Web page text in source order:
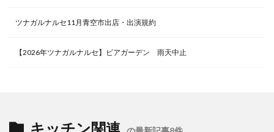
ツナガルナルセ11月青空市出店・出演規約
【2026年ツナガルナルセ】ビアガーデン 雨天中止